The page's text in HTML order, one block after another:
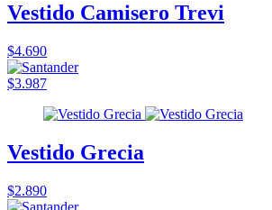
Vestido Camisero Trevi
$4.690
$3.987
Vestido Grecia
$2.890